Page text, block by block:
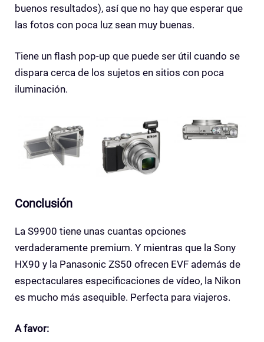
buenos resultados), así que no hay que esperar que
las fotos con poca luz sean muy buenas.
Tiene un flash pop-up que puede ser útil cuando se
dispara cerca de los sujetos en sitios con poca
iluminación.
Conclusión
La S9900 tiene unas cuantas opciones
verdaderamente premium. Y mientras que la Sony
HX90 y la Panasonic ZS50 ofrecen EVF además de
espectaculares especificaciones de vídeo, la Nikon
es mucho más asequible. Perfecta para viajeros.
A favor: